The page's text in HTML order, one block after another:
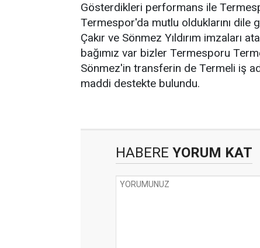
Gösterdikleri performans ile
Termespor'da mutlu olduklarını dile
Çakır ve Sönmez Yıldırım imzaları
bağımız var bizler Termesporu
Sönmez'in transferin de Termeli iş
maddi destekte bulundu.
HABERE YORUM KAT